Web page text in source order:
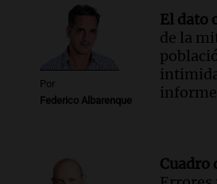
Audio.Donald Trump
perjudicar a Estados
tensiones y críticas
Panorama Federal
Episodios
Audio.Oncativo presenta
Episodios
Por
Federico Albarenque
El dato
de la
informe
Cuadro